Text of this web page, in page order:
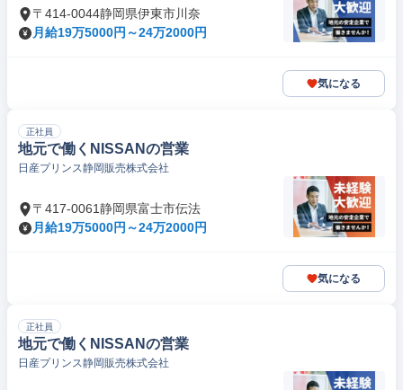
〒414-0044静岡県伊東市川奈
月給19万5000円～24万2000円
気になる
正社員
地元で働くNISSANの営業
日産プリンス静岡販売株式会社
〒417-0061静岡県富士市伝法
月給19万5000円～24万2000円
気になる
正社員
地元で働くNISSANの営業
日産プリンス静岡販売株式会社